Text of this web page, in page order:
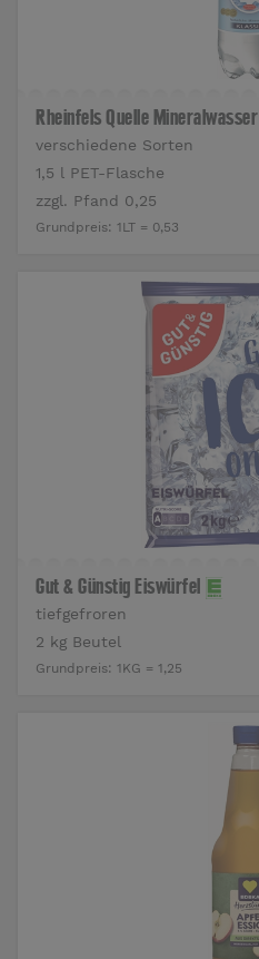
Rheinfels Quelle Mineralwasser
verschiedene Sorten
1,5 l PET-Flasche
zzgl. Pfand 0,25
Grundpreis: 1LT = 0,53
Gut & Günstig Eiswürfel
tiefgefroren
2 kg Beutel
Grundpreis: 1KG = 1,25